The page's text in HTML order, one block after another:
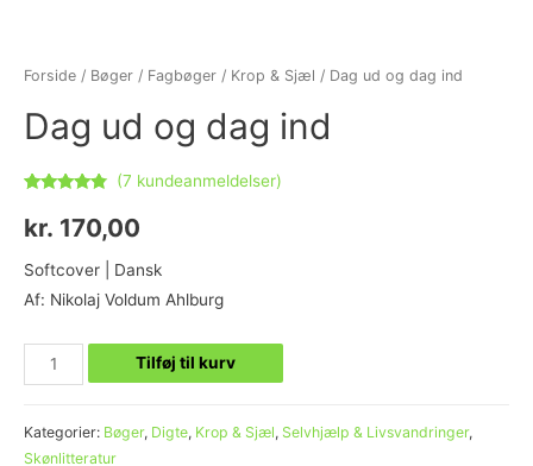
Forside / Bøger / Fagbøger / Krop & Sjæl / Dag ud og dag ind
Dag ud og dag ind
som4.57
ud af 5
kundebedømmelser
(7 kundeanmeldelser)
kr. 170,00
Softcover | Dansk
Af: Nikolaj Voldum Ahlburg
Tilføj til kurv
Kategorier: Bøger, Digte, Krop & Sjæl, Selvhjælp & Livsvandringer,
Skønlitteratur